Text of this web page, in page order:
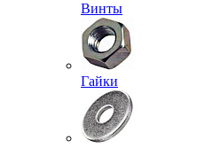
Винты
Гайки